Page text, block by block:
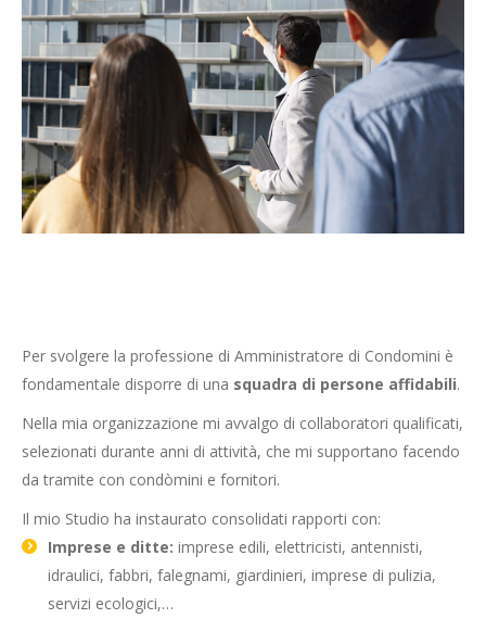
Per svolgere la professione di Amministratore di Condomini è
fondamentale disporre di una squadra di persone affidabili.
Nella mia organizzazione mi avvalgo di collaboratori qualificati,
selezionati durante anni di attività, che mi supportano facendo
da tramite con condòmini e fornitori.
Il mio Studio ha instaurato consolidati rapporti con:
Imprese e ditte: imprese edili, elettricisti, antennisti,
idraulici, fabbri, falegnami, giardinieri, imprese di pulizia,
servizi ecologici,…